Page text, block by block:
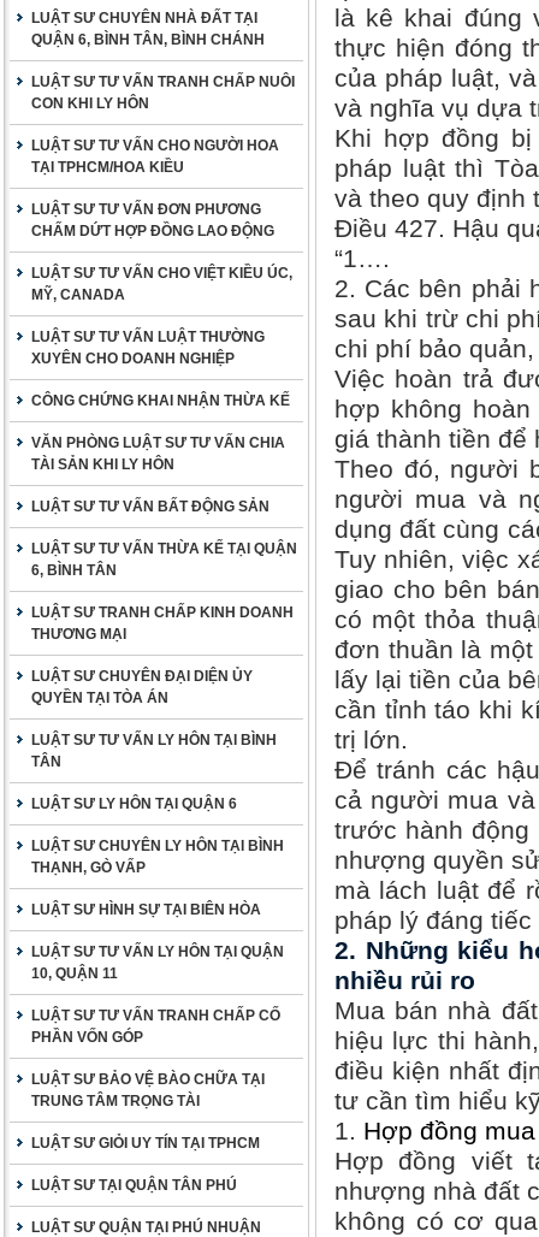
LUẬT SƯ CHUYÊN NHÀ ĐẤT TẠI
QUẬN 6, BÌNH TÂN, BÌNH CHÁNH
LUẬT SƯ TƯ VẤN TRANH CHẤP NUÔI
CON KHI LY HÔN
LUẬT SƯ TƯ VẤN CHO NGƯỜI HOA
TẠI TPHCM/HOA KIỀU
LUẬT SƯ TƯ VẤN ĐƠN PHƯƠNG
CHẤM DỨT HỢP ĐỒNG LAO ĐỘNG
LUẬT SƯ TƯ VẤN CHO VIỆT KIỀU ÚC,
MỸ, CANADA
LUẬT SƯ TƯ VẤN LUẬT THƯỜNG
XUYÊN CHO DOANH NGHIỆP
CÔNG CHỨNG KHAI NHẬN THỪA KẾ
VĂN PHÒNG LUẬT SƯ TƯ VẤN CHIA
TÀI SẢN KHI LY HÔN
LUẬT SƯ TƯ VẤN BẤT ĐỘNG SẢN
LUẬT SƯ TƯ VẤN THỪA KẾ TẠI QUẬN
6, BÌNH TÂN
LUẬT SƯ TRANH CHẤP KINH DOANH
THƯƠNG MẠI
LUẬT SƯ CHUYÊN ĐẠI DIỆN ỦY
QUYỀN TẠI TÒA ÁN
LUẬT SƯ TƯ VẤN LY HÔN TẠI BÌNH
TÂN
LUẬT SƯ LY HÔN TẠI QUẬN 6
LUẬT SƯ CHUYÊN LY HÔN TẠI BÌNH
THẠNH, GÒ VẤP
LUẬT SƯ HÌNH SỰ TẠI BIÊN HÒA
LUẬT SƯ TƯ VẤN LY HÔN TẠI QUẬN
10, QUẬN 11
LUẬT SƯ TƯ VẤN TRANH CHẤP CỐ
PHẦN VỐN GÓP
LUẬT SƯ BẢO VỆ BÀO CHỮA TẠI
TRUNG TÂM TRỌNG TÀI
LUẬT SƯ GIỎI UY TÍN TẠI TPHCM
LUẬT SƯ TẠI QUẬN TÂN PHÚ
LUẬT SƯ QUẬN TẠI PHÚ NHUẬN
là kê khai đúng
thực hiện đóng
của pháp luật,
và nghĩa vụ dựa
Khi hợp đồng
pháp luật thì
và theo quy định
Điều 427. Hậu
“1….
2. Các bên phải
sau khi trừ chi
chi phí bảo
Việc hoàn trả
hợp không
giá thành tiền để
Theo đó, người
người mua và
dụng đất cùng
Tuy nhiên, việc
giao cho bên
có một thỏa
đơn thuần là
lấy lại tiền của
cần tỉnh táo khi
trị lớn.
Để tránh các
cả người mua
trước hành động
nhượng quyền
mà lách luật để
pháp lý đáng
2. Những kiểu
nhiều rủi ro
Mua bán nhà
hiệu lực thi
điều kiện nhất
tư cần tìm hiểu
1. Hợp đồng
Hợp đồng viết
nhượng nhà đất
không có cơ